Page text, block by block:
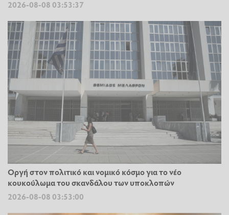
2026-08-08 03:53:37
Οργή στον πολιτικό και νομικό κόσμο για το νέο
κουκούλωμα του σκανδάλου των υποκλοπών
2026-08-08 03:53:00